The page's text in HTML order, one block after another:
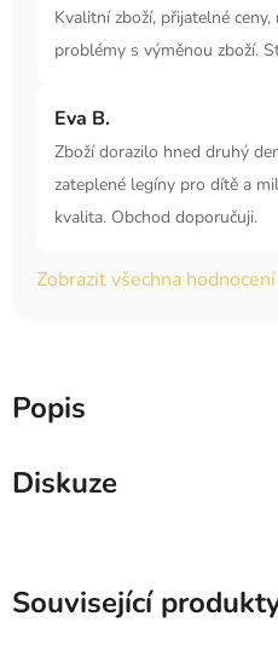
Kvalitní zboží, přijatelné
problémy s výměnou zboží.
Eva B.
Zboží dorazilo hned druhý
zateplené legíny pro dítě a
kvalita. Obchod doporučuji.
Zobrazit všechna
Popis
Diskuze
Související